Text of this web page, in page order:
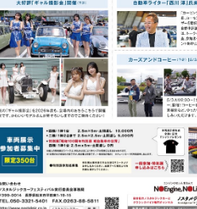
屋ノスタルジックカーフェスティバル
屋ノスタルジックカーフェスティバル2022
名古屋ノスタルジックカーフェスティバル
持ちまして、屋内参加・出展枠が定数に達し
会場の枠のみの募集になります。（枠若干数
」から関係者各位へお知らせ
名古屋ノスタルジックカーフェスティバル
ながのノスタルジックカーフェスティバル